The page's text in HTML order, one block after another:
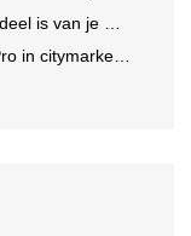
je merkstrategie
citymarketing